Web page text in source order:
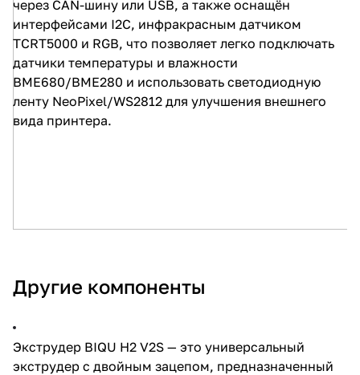
через CAN-шину или USB, а также оснащён
интерфейсами I2C, инфракрасным датчиком
TCRT5000 и RGB, что позволяет легко подключать
датчики температуры и влажности
BME680/BME280 и использовать светодиодную
ленту NeoPixel/WS2812 для улучшения внешнего
вида принтера.
Другие компоненты
Экструдер BIQU H2 V2S — это универсальный
экструдер с двойным зацепом, предназначенный